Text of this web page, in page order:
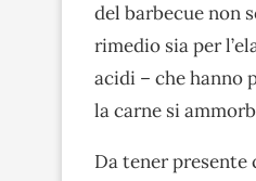
del barbecue non
rimedio sia per
acidi – che hanno
la carne si
Da tener presente